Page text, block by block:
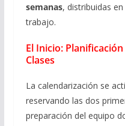
semanas, distribuidas
trabajo.
El Inicio:
Clases
La calendarización se
reservando las dos
preparación del equipo